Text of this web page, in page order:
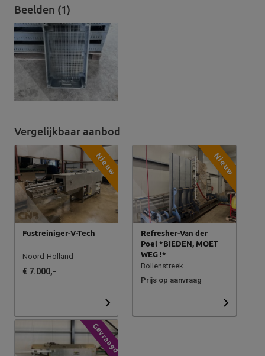
Beelden (1)
Vergelijkbaar aanbod
Nieuw
Fustreiniger-V-Tech
Noord-Holland
€ 7.000,-
Nieuw
Refresher-Van der
Poel *BIEDEN, MOET
WEG !*
Bollenstreek
Prijs op aanvraag
Gevraagd